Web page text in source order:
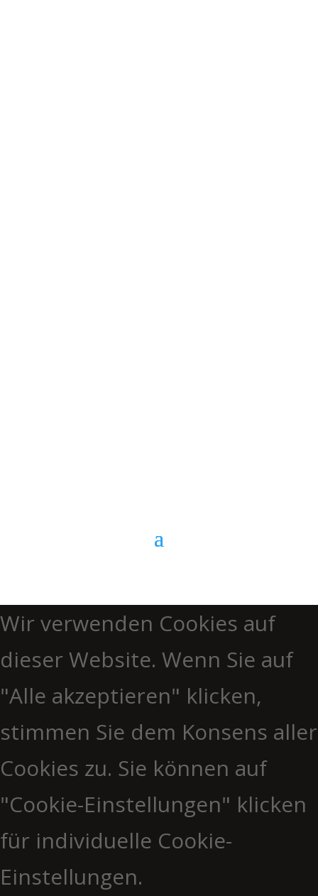
Wir verwenden Cookies auf
dieser Website. Wenn Sie auf
"Alle akzeptieren" klicken,
stimmen Sie dem Konsens aller
Cookies zu. Sie können auf
"Cookie-Einstellungen" klicken
für individuelle Cookie-
Einstellungen.